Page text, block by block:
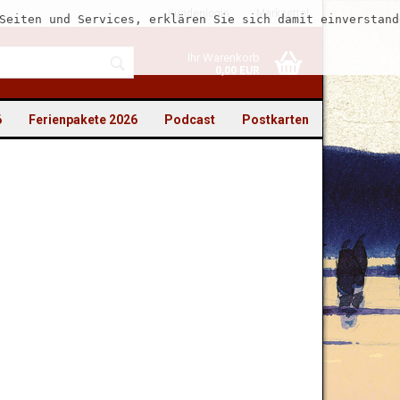
Kundenlogin Merkzettel
Ihr Warenkorb
0,00 EUR
und Services, erklären Sie sich damit
Postkarten
Podcast
Ferienpakete 2026